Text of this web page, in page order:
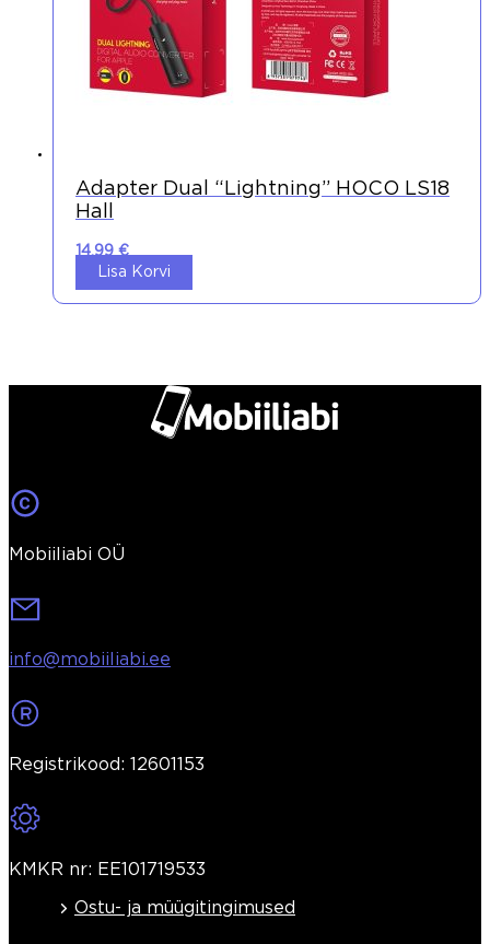
Adapter Dual “lightning” HOCO LS18
Hall
14,99 €
Lisa Korvi
Mobiiliabi OÜ
info@mobiiliabi.ee
Registrikood: 12601153
KMKR nr: EE101719533
Ostu- ja müügitingimused